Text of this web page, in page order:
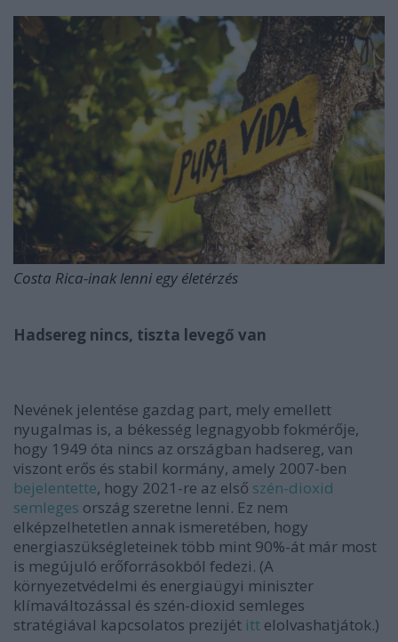
Costa Rica-inak lenni egy életérzés
Hadsereg nincs, tiszta levegő van
Nevének jelentése gazdag part, mely emellett
nyugalmas is, a békesség legnagyobb fokmérője,
hogy 1949 óta nincs az országban hadsereg, van
viszont erős és stabil kormány, amely 2007-ben
bejelentette, hogy 2021-re az első szén-dioxid
semleges ország szeretne lenni. Ez nem
elképzelhetetlen annak ismeretében, hogy
energiaszükségleteinek több mint 90%-át már most
is megújuló erőforrásokból fedezi. (A
környezetvédelmi és energiaügyi miniszter
klímaváltozással és szén-dioxid semleges
stratégiával kapcsolatos prezijét itt elolvashatjátok.)